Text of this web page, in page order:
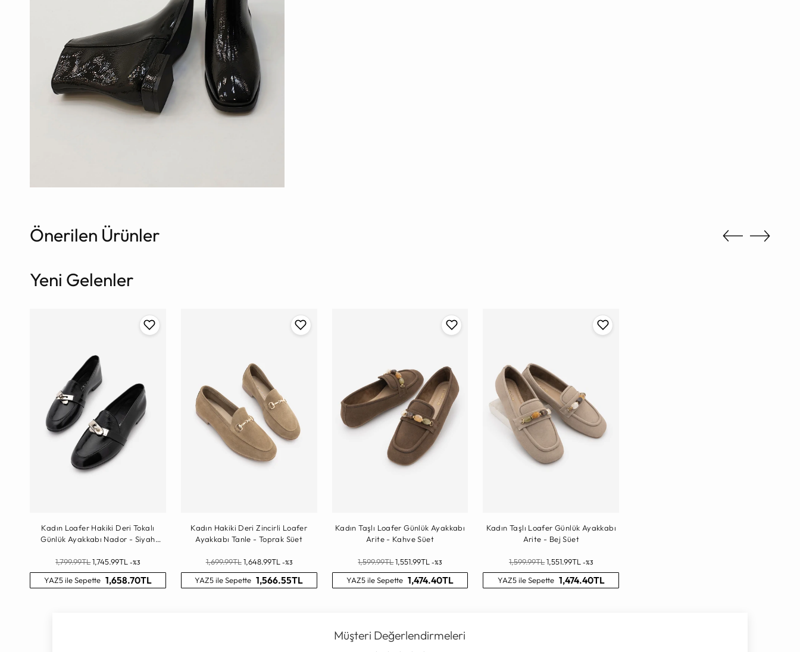
Önerilen Ürünler
Yeni Gelenler
Kadın Loafer Hakiki Deri Tokalı
Günlük Ayakkabı Nador - Siyah
Normal
Fiyat
1,799.99TL1,745.99TL -%3
YAZ5 ile Sepette 1,658.70TL
Kadın Hakiki Deri Zincirli Loafer
Ayakkabı Tanle - Toprak Süet
Normal
Fiyat
1,699.99TL 1,648.99TL -%3
YAZ5 ile Sepette 1,566.55TL
Kadın Taşlı Loafer Günlük Ayakkabı
Arite - Kahve Süet
Normal
Fiyat
1,599.99TL1,551.99TL -%3
YAZ5 ile Sepette 1,474.40TL
Kadın Taşlı Loafer Günlük Ayakkabı
Arite - Bej Süet
Normal
Fiyat
1,599.99TL1,551.99TL -%3
YAZ5 ile Sepette 1,474.40TL
Müşteri Değerlendirmeleri